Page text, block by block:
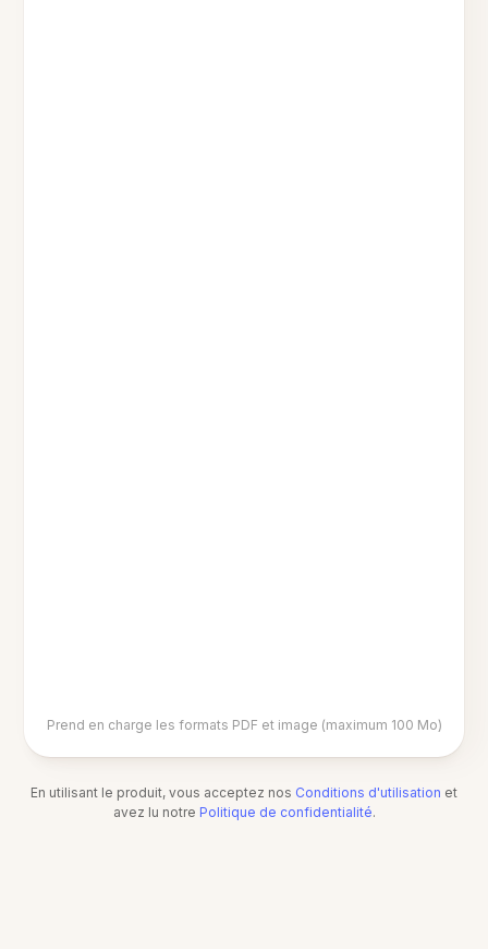
Prend en charge les formats PDF et image (maximum 100 Mo)
En utilisant le produit, vous acceptez nos Conditions d'utilisation et
avez lu notre Politique de confidentialité.